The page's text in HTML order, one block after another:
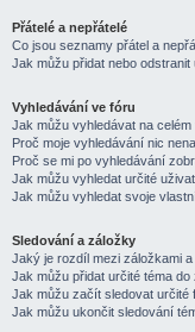
Přátelé a nepřátelé
Co jsou seznamy přátel a
Jak můžu přidat nebo
Vyhledávání ve fóru
Jak můžu vyhledávat na
Proč moje vyhledávání nic
Proč se mi po vyhledávání
Jak můžu vyhledat určité
Jak můžu vyhledat svoje
Sledování a záložky
Jaký je rozdíl mezi záložkami
Jak můžu přidat určité téma
Jak můžu začít sledovat určité
Jak můžu ukončit sledování